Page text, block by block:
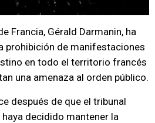
Francia, Gérald Darmanin, ha
prohibición de manifestaciones
en todo el territorio francés
una amenaza al orden público.
después de que el tribunal
decidido mantener la